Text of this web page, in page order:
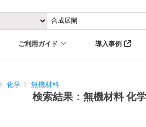
ご利用ガイド 導入事例
化学 無機材料
検索結果：無機材料 化